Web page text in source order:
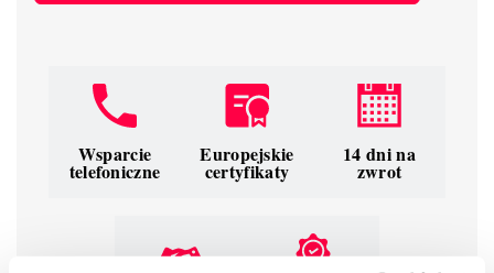
Wsparcie
telefoniczne
Europejskie
certyfikaty
14 dni na
zwrot